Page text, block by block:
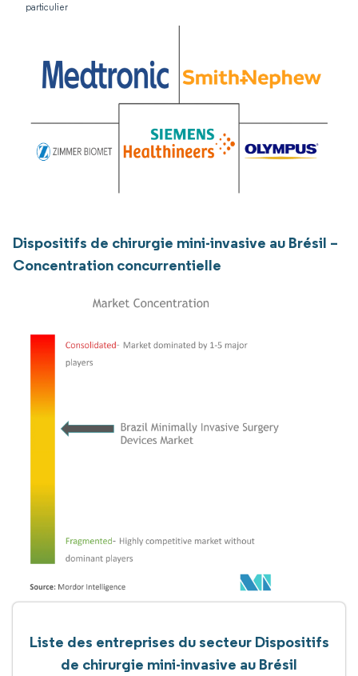
particulier
Dispositifs de chirurgie mini-invasive au Brésil –
Concentration concurrentielle
Liste des entreprises du secteur Dispositifs
de chirurgie mini-invasive au Brésil